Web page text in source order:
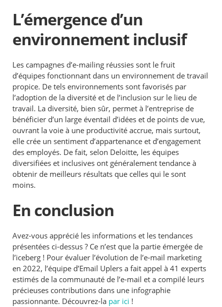
L’émergence d’un
environnement inclusif
Les campagnes d’e-mailing réussies sont le fruit
d’équipes fonctionnant dans un environnement de travail
propice. De tels environnements sont favorisés par
l’adoption de la diversité et de l’inclusion sur le lieu de
travail. La diversité, bien sûr, permet à l’entreprise de
bénéficier d’un large éventail d’idées et de points de vue,
ouvrant la voie à une productivité accrue, mais surtout,
elle crée un sentiment d’appartenance et d’engagement
des employés. De fait, selon Deloitte, les équipes
diversifiées et inclusives ont généralement tendance à
obtenir de meilleurs résultats que celles qui le sont
moins.
En conclusion
Avez-vous apprécié les informations et les tendances
présentées ci-dessus ? Ce n’est que la partie émergée de
l’iceberg ! Pour évaluer l’évolution de l’e-mail marketing
en 2022, l’équipe d’Email Uplers a fait appel à 41 experts
estimés de la communauté de l’e-mail et a compilé leurs
précieuses contributions dans une infographie
passionnante. Découvrez-la par ici !